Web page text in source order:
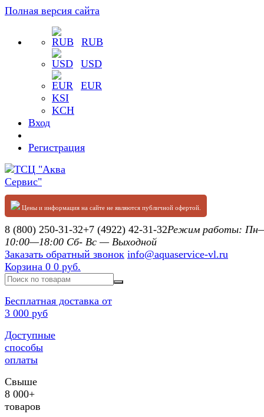
Полная версия сайта
RUB
USD
EUR
KSI
KCH
Вход
Регистрация
Цены и информация на сайте не являются публичной офертой.
8 (800) 250-31-32+7 (4922) 42-31-32Режим работы:
10:00—18:00 Сб- Вс — Выходной
Заказать обратный звонок info@aquaservice-vl.ru
Корзина 0 0 руб.
Бесплатная доставка от
3 000 руб
Доступные
способы
оплаты
Свыше
8 000+
товаров